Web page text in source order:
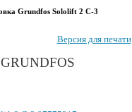
Grundfos Sololift 2 C-3
Версия для печати